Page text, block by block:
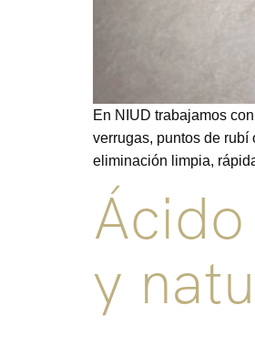
En NIUD trabajamos
verrugas, puntos de rubí
eliminación limpia,
y